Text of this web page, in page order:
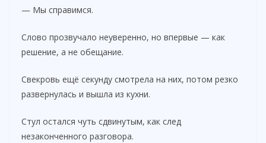
— Мы справимся.
Слово прозвучало неуверенно, но впервые — как
решение, а не обещание.
Свекровь ещё секунду смотрела на них, потом резко
развернулась и вышла из кухни.
Стул остался чуть сдвинутым, как след
незаконченного разговора.